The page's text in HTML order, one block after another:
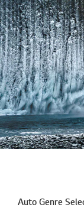
Auto Genre